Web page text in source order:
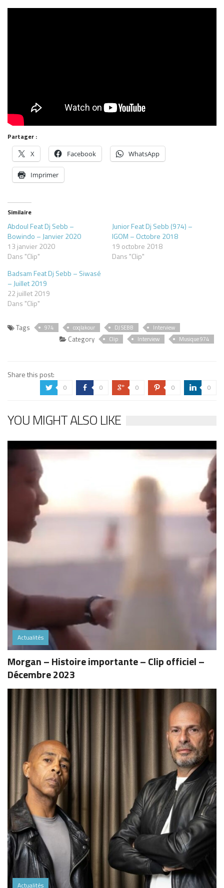
Partager :
X Facebook WhatsApp
Imprimer
Similaire
Abdoul Feat Dj Sebb –
Bowindo – Janvier 2020
13 janvier 2020
Dans "Clip"
Junior Feat Dj Sebb (974) –
IGOM – Octobre 2018
19 octobre 2018
Dans "Clip"
Badsam Feat Dj Sebb – Siwasé
– Juillet 2019
22 juillet 2019
Dans "Clip"
Tags 974 coqlakour DJ SEBB Interview
Category Clip Interview Musique 974
Share this post:
a 0 b 0 c 0 d 0 j 0
YOU MIGHT ALSO LIKE
Actualités
Morgan – Histoire importante – Clip officiel –
Décembre 2023
Actualités